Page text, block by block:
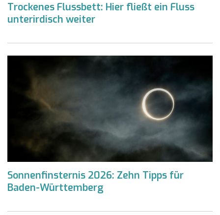
Trockenes Flussbett: Hier fließt ein Fluss
unterirdisch weiter
Sonnenfinsternis 2026: Zehn Tipps für
Baden-Württemberg